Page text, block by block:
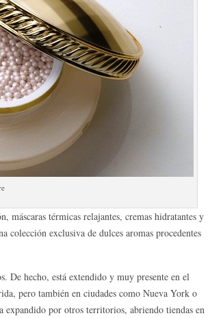
térmicas relajantes, cremas hidratantes y
exclusiva de dulces aromas procedentes
De hecho, está extendido y muy presente en el
pero también en ciudades como Nueva York o
expandido por otros territorios, abriendo tiendas en